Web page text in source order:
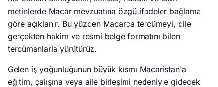
metinlerde Macar mevzuatına özgü ifadeler bağlama
göre açıklanır. Bu yüzden Macarca tercümeyi, dile
gerçekten hakim ve resmi belge formatını bilen
tercümanlarla yürütürüz.
Gelen iş yoğunluğunun büyük kısmı Macaristan'a
eğitim, çalışma veya aile birleşimi nedeniyle gidecek